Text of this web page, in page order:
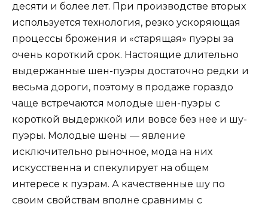
десяти и более лет. При производстве вторых
используется технология, резко ускоряющая
процессы брожения и «старящая» пуэры за
очень короткий срок. Настоящие длительно
выдержанные шен-пуэры достаточно редки и
весьма дороги, поэтому в продаже гораздо
чаще встречаются молодые шен-пуэры с
короткой выдержкой или вовсе без нее и шу-
пуэры. Молодые шены — явление
исключительно рыночное, мода на них
искусственна и спекулирует на общем
интересе к пуэрам. А качественные шу по
своим свойствам вполне сравнимы с